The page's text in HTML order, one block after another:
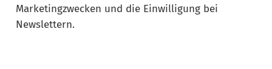
Marketingzwecken und die Einwilligung bei
Newslettern.